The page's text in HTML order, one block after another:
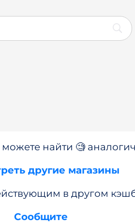
найти 🧐
другие магазины
в другом
Сообщите